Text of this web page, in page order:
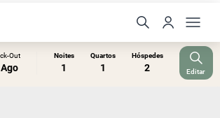
Out Noites
1
Quartos
1
Hóspedes
2 Editar